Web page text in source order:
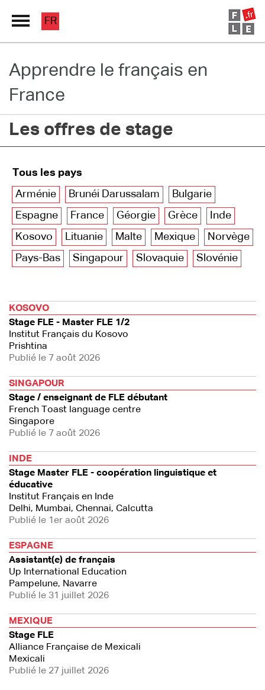
Grand Répertoire
Immersion France
Le français en ligne
FR
Apprendre le français en
France
Les offres de stage
Tous les pays
Arménie
Brunéi Darussalam
Bulgarie
Espagne
France Géorgie Grèce
Inde
Kosovo
Lituanie Malte Mexique
Norvège
Pays-Bas
Singapour Slovaquie Slovénie
KOSOVO
Stage FLE - Master FLE 1/2
Institut Français du Kosovo
Prishtina
Publié le 7 août 2026
SINGAPOUR
Stage / enseignant de FLE débutant
French Toast language centre
Singapore
Publié le 7 août 2026
INDE
Stage Master FLE - coopération linguistique et
éducative
Institut Français en Inde
Delhi, Mumbai, Chennai, Calcutta
Publié le 1er août 2026
ESPAGNE
Assistant(e) de français
Up International Education
Pampelune, Navarre
Publié le 31 juillet 2026
MEXIQUE
Stage FLE
Alliance Française de Mexicali
Mexicali
Publié le 27 juillet 2026